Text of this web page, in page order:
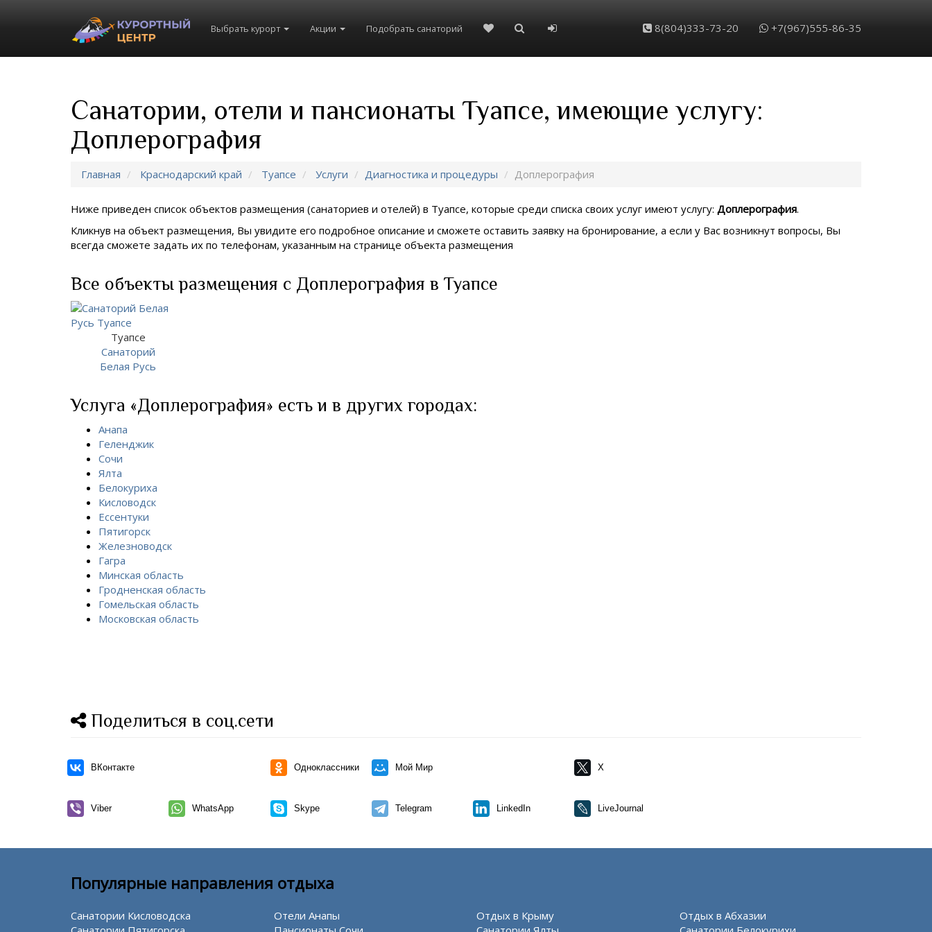
Выбрать курорт Акции Подобрать санаторий 8(804)333-73-20 +7(967)555-86-35
Санатории, отели и пансионаты Туапсе, имеющие услугу:
Доплерография
Главная Краснодарский край Туапсе Услуги Диагностика и процедуры Доплерография
Ниже приведен список объектов размещения (санаториев и отелей) в Туапсе, которые среди списка своих услуг имеют услугу: Доплерография.
Кликнув на объект размещения, Вы увидите его подробное описание и сможете оставить заявку на бронирование, а если у Вас возникнут вопросы, Вы
всегда сможете задать их по телефонам, указанным на странице объекта размещения
Все объекты размещения с Доплерография в Туапсе
Туапсе
Санаторий
Белая Русь
Услуга «Доплерография» есть и в других городах:
Анапа
Геленджик
Сочи
Ялта
Белокуриха
Кисловодск
Ессентуки
Пятигорск
Железноводск
Гагра
Минская область
Гродненская область
Гомельская область
Московская область
Поделиться в соц.сети
ВКонтакте Одноклассники Мой Мир X
Viber WhatsApp Skype Telegram LinkedIn LiveJournal
Популярные направления отдыха
Санатории Кисловодска
Отели Анапы
Отдых в Крыму
Отдых в Абхазии